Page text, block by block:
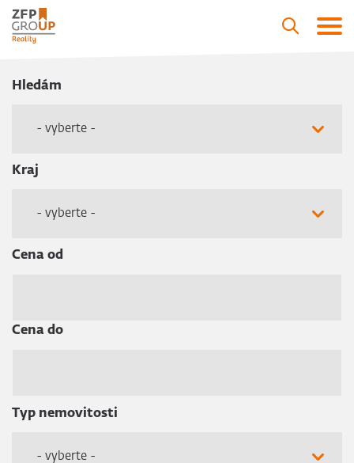
Hledám
- vyberte -
Kraj
- vyberte -
Cena od
Cena do
Typ nemovitosti
- vyberte -